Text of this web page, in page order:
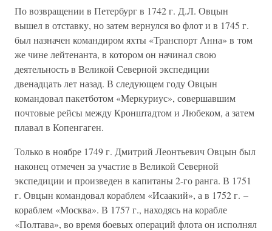
По возвращении в Петербург в 1742 г. Д.Л. Овцын
вышел в отставку, но затем вернулся во флот и в 1745 г.
был назначен командиром яхты «Транспорт Анна» в том
же чине лейтенанта, в котором он начинал свою
деятельность в Великой Северной экспедиции
двенадцать лет назад. В следующем году Овцын
командовал пакетботом «Меркуриус», совершавшим
почтовые рейсы между Кронштадтом и Любеком, а затем
плавал в Копенгаген.
Только в ноябре 1749 г. Дмитрий Леонтьевич Овцын был
наконец отмечен за участие в Великой Северной
экспедиции и произведен в капитаны 2-го ранга. В 1751
г. Овцын командовал кораблем «Исаакий», а в 1752 г. –
кораблем «Москва». В 1757 г., находясь на корабле
«Полтава», во время боевых операций флота он исполнял